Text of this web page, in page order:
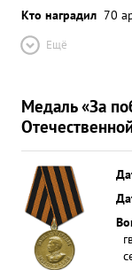
Кто наградил 70
Ещё
Медаль «За